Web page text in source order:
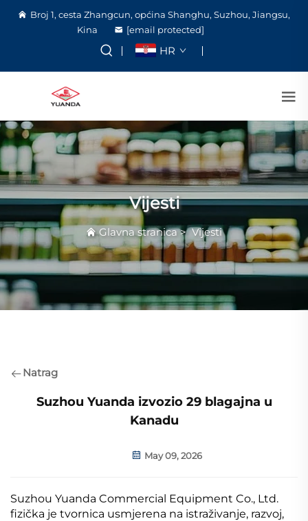
Broj 1, cesta Zhangcun, općina Shanghu, Suzhou, Jiangsu,
Kina
[email protected]
HR
Vijesti
Glavna stranica>Vijesti
Natrag
Suzhou Yuanda izvozio 29 blagajna u
Kanadu
May 09, 2026
Suzhou Yuanda Commercial Equipment Co., Ltd.
fizička je tvornica usmjerena na istraživanje, razvoj,